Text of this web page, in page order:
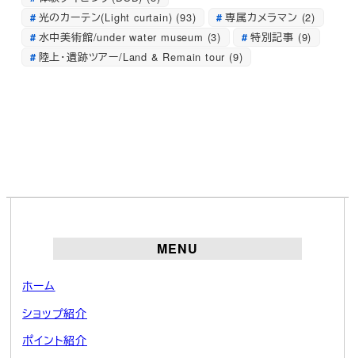
光のカーテン(Light curtain) (93) 専属カメラマン (2)
水中美術館/under water museum (3) 特別記事 (9)
陸上・遺跡ツアー/Land & Remain tour (9)
MENU
ホーム
ショップ紹介
ポイント紹介